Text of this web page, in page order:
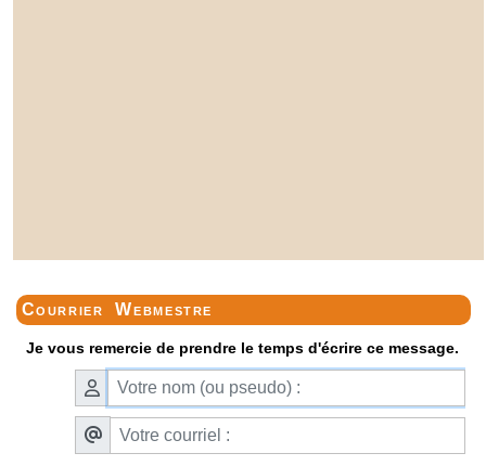
Courrier Webmestre
Je vous remercie de prendre le temps d'écrire ce message.